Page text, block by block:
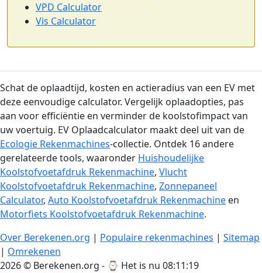
VPD Calculator
Vis Calculator
Schat de oplaadtijd, kosten en actieradius van een EV met
deze eenvoudige calculator. Vergelijk oplaadopties, pas
aan voor efficiëntie en verminder de koolstofimpact van
uw voertuig. EV Oplaadcalculator maakt deel uit van de
Ecologie Rekenmachines-collectie. Ontdek 16 andere
gerelateerde tools, waaronder Huishoudelijke
Koolstofvoetafdruk Rekenmachine, Vlucht
Koolstofvoetafdruk Rekenmachine, Zonnepaneel
Calculator, Auto Koolstofvoetafdruk Rekenmachine en
Motorfiets Koolstofvoetafdruk Rekenmachine.
Over Berekenen.org | Populaire rekenmachines | Sitemap
| Omrekenen
2026 © Berekenen.org - ⌚ Het is nu 08:11:19